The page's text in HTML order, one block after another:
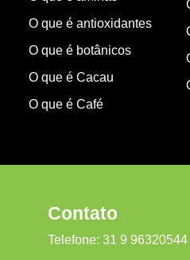
O que é antioxidantes
O que é botânicos
O que é Cacau
O que é Café
Contato
Telefone: 31 9 96320544